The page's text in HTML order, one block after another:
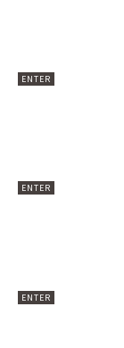
ENTER
ENTER
ENTER